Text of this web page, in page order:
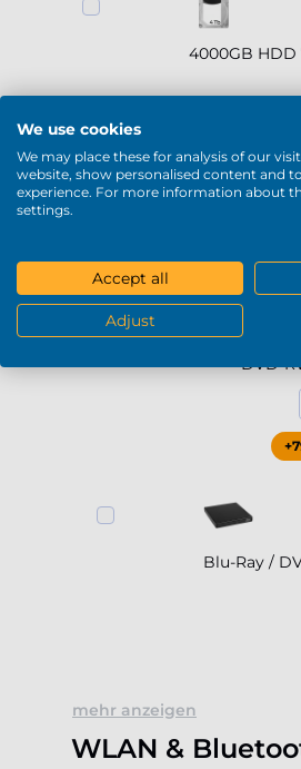
4000GB HDD
mehr anzeigen
DVD-
Blu-Ray /
mehr anzeigen
WLAN &
We use cookies
We may place these for analysis of our
website, show personalised content and
experience. For more information about
settings.
Accept all
Adjust